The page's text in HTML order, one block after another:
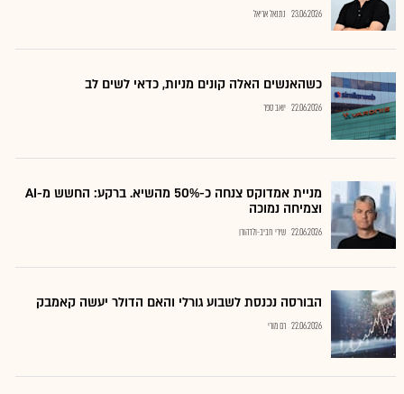
23.06.2026 נתנאל אריאל
כשהאנשים האלה קונים מניות, כדאי לשים לב
22.06.2026 יואב ספר
מניית אמדוקס צנחה כ-50% מהשיא. ברקע: החשש מ-AI
וצמיחה נמוכה
22.06.2026 שירי חביב-ולדהורן
הבורסה נכנסת לשבוע גורלי והאם הדולר יעשה קאמבק
22.06.2026 רם מורי